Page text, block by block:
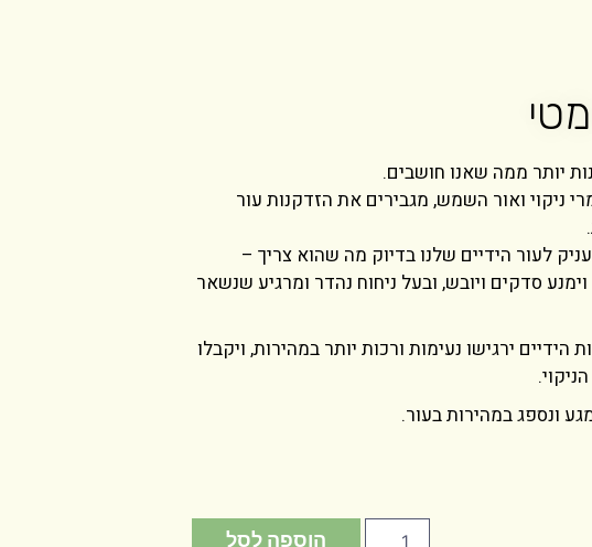
יותר ממה שאנו חושבים.
ניקוי ואור השמש, מגבירים את הזדקנות עור
לעור הידיים שלנו בדיוק מה שהוא צריך –
סדקים ויובש, ובעל ניחוח נהדר ומרגיע שנשאר
ירגישו נעימות ורכות יותר במהירות, ויקבלו
ונספג במהירות בעור.
הוספה לסל